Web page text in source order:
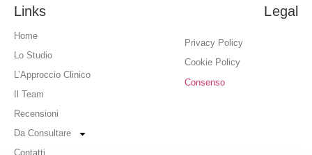
Links
Home
Lo Studio
L’Approccio Clinico
Il Team
Recensioni
Da Consultare
Contatti
Legal
Privacy Policy
Cookie Policy
Consenso